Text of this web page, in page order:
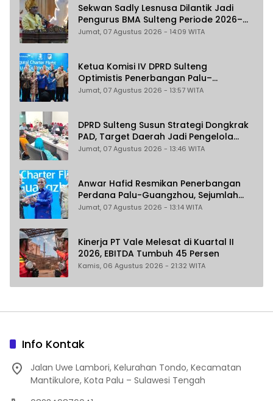
Sekwan Sadly Lesnusa Dilantik Jadi
Pengurus BMA Sulteng Periode 2026–
2031
Jumat, 07 Agustus 2026 - 14:09 WITA
Ketua Komisi IV DPRD Sulteng
Optimistis Penerbangan Palu–
Guangzhou Dongkrak Ekspor dan
Jumat, 07 Agustus 2026 - 13:57 WITA
DPRD Sulteng Susun Strategi Dongkrak
PAD, Target Daerah Jadi Pengelola
Sekaligus Penghasil
Jumat, 07 Agustus 2026 - 13:46 WITA
Anwar Hafid Resmikan Penerbangan
Perdana Palu-Guangzhou, Sejumlah
Maskapai Jajaki Rute Malaysia dan
Jumat, 07 Agustus 2026 - 13:14 WITA
Kinerja PT Vale Melesat di Kuartal II
2026, EBITDA Tumbuh 45 Persen
Kamis, 06 Agustus 2026 - 21:32 WITA
Info Kontak
Jalan Uwe Lambori, Kelurahan Tondo, Kecamatan
Mantikulore, Kota Palu – Sulawesi Tengah